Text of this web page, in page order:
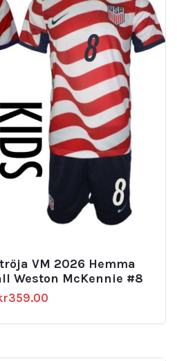
VM 2026 Hemma
Weston McKennie #8
359.00